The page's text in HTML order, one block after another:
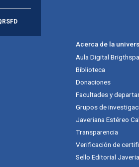
Acerca de la
Aula Digital
Biblioteca
Donaciones
Facultades y
Grupos de
Javeriana Estéreo
Transparencia
Verificación de
Sello Editorial